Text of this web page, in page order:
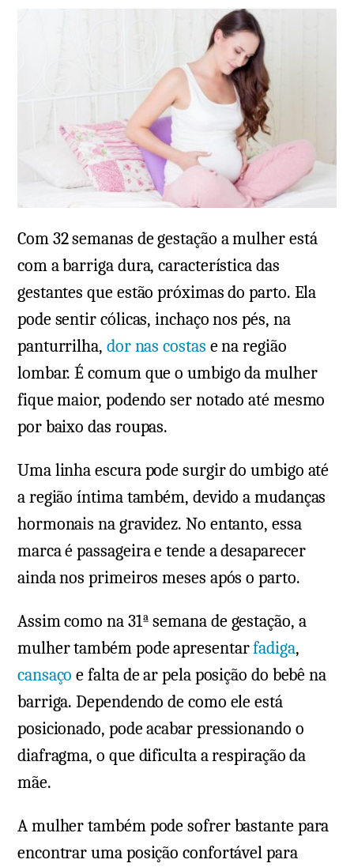
Com 32 semanas de gestação a mulher está
com a barriga dura, característica das
gestantes que estão próximas do parto. Ela
pode sentir cólicas, inchaço nos pés, na
panturrilha, dor nas costas e na região
lombar. É comum que o umbigo da mulher
fique maior, podendo ser notado até mesmo
por baixo das roupas.
Uma linha escura pode surgir do umbigo até
a região íntima também, devido a mudanças
hormonais na gravidez. No entanto, essa
marca é passageira e tende a desaparecer
ainda nos primeiros meses após o parto.
Assim como na 31ª semana de gestação, a
mulher também pode apresentarfadiga,
cansaço e falta de ar pela posição do bebê na
barriga. Dependendo de como ele está
posicionado, pode acabar pressionando o
diafragma, o que dificulta a respiração da
mãe.
A mulher também pode sofrer bastante para
encontrar uma posição confortável para